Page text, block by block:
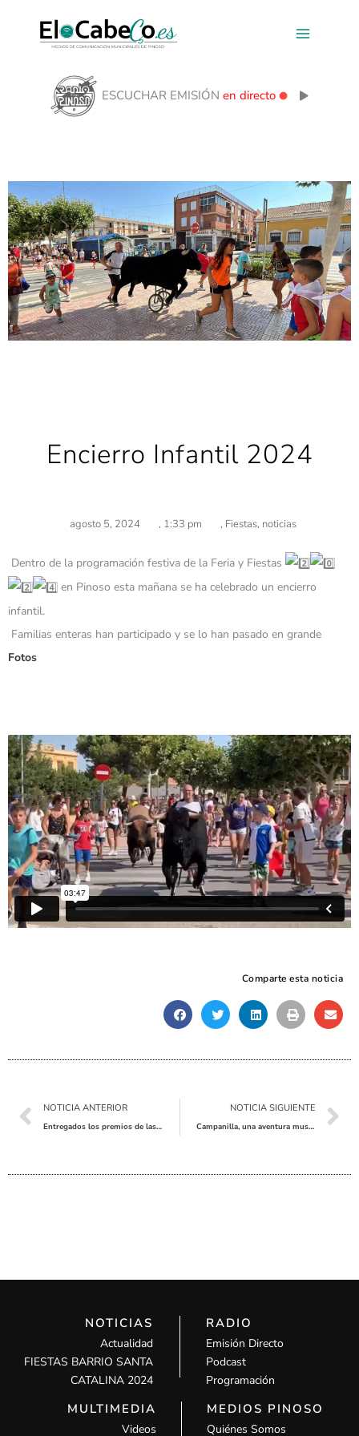
contenido
ESCUCHAR EMISIÓN en directo
Encierro Infantil 2024
agosto 5, 2024 , 1:33 pm , Fiestas, noticias
Dentro de la programación festiva de la Feria y Fiestas
en Pinoso esta mañana se ha celebrado un encierro
infantil.
Familias enteras han participado y se lo han pasado en grande
Fotos
Comparte esta noticia
AntNOTICIA ANTERIOR
Entregados los premios de las carrozas y a las mejores calles engalanadas
NOTICIA SIGUIENTE
Campanilla, una aventura musical
NOTICIAS
Actualidad
FIESTAS BARRIO SANTA
CATALINA 2024
RADIO
Emisión Directo
Podcast
Programación
MULTIMEDIA
Videos
MEDIOS PINOSO
Quiénes Somos